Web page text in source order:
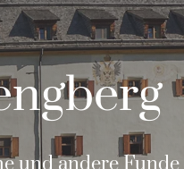
und andere Funde